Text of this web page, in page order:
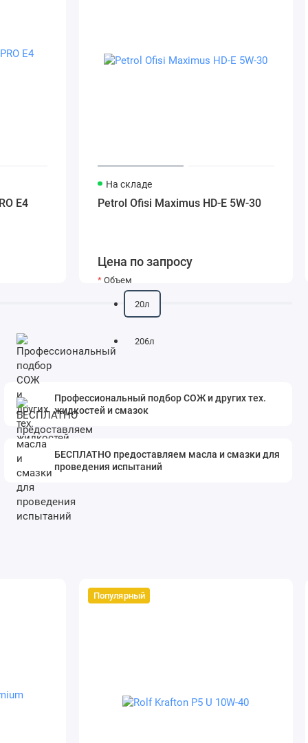
E4
На складе
Petrol Ofisi Maximus HD-E 5W-30
Цена по запросу
Объем
20л
206л
Профессиональный подбор СОЖ и других тех.
жидкостей и смазок
БЕСПЛАТНО предоставляем масла и смазки для
проведения испытаний
Популярный